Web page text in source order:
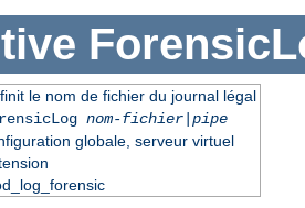
le nom de fichier du journal légal
nom-fichier| pipe
globale, serveur virtuel